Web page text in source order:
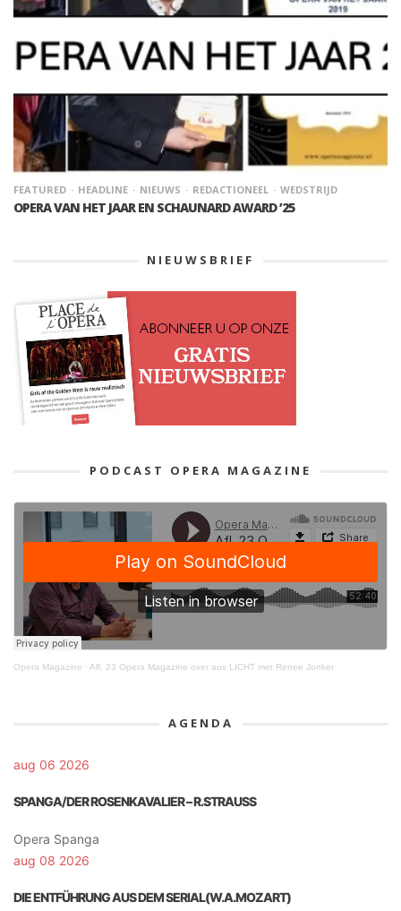
FEATURED HEADLINE NIEUWS REDACTIONEEL WEDSTRIJD
OPERA VAN HET JAAR EN SCHAUNARD AWARD ’25
NIEUWSBRIEF
PODCAST OPERA MAGAZINE
Opera Magazine · Afl. 23 Opera Magazine over aus LICHT met Renee Jonker
AGENDA
aug 06 2026
SPANGA/DER ROSENKAVALIER – R.STRAUSS
Opera Spanga
aug 08 2026
DIE ENTFÜHRUNG AUS DEM SERIAL(W.A.MOZART)